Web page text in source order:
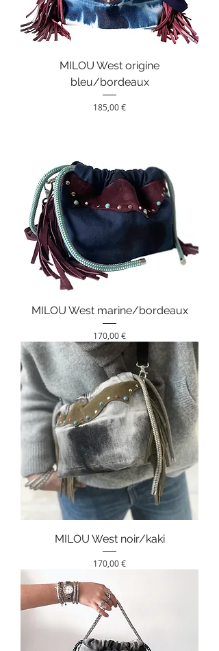
MILOU West origine
bleu/bordeaux
Prix
185,00 €
MILOU West marine/bordeaux
Prix
170,00 €
MILOU West noir/kaki
Prix
170,00 €